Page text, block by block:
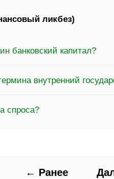
ликбез)
банковский капитал?
внутренний
спроса?
← Ранее